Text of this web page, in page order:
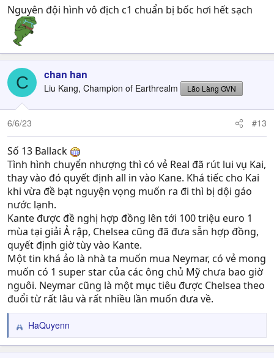
Nguyên đội hình vô địch c1 chuẩn bị bốc hơi hết sạch
C chan han
Liu Kang, Champion of Earthrealm Lão Làng GVN
6/6/23 #13
Số 13 Ballack
Tình hình chuyển nhượng thì có vẻ Real đã rút lui vụ Kai,
thay vào đó quyết định all in vào Kane. Khá tiếc cho Kai
khi vừa đề bạt nguyện vọng muốn ra đi thì bị dội gáo
nước lạnh.
Kante được đề nghị hợp đồng lên tới 100 triệu euro 1
mùa tại giải Ả rập, Chelsea cũng đã đưa sẵn hợp đồng,
quyết định giờ tùy vào Kante.
Một tin khá ảo là nhà ta muốn mua Neymar, có vẻ mong
muốn có 1 super star của các ông chủ Mỹ chưa bao giờ
nguôi. Neymar cũng là một mục tiêu được Chelsea theo
đuổi từ rất lâu và rất nhiều lần muốn đưa về.
R
e
HaQuyenn